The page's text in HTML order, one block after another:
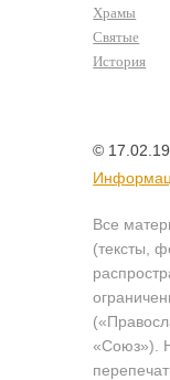
Храмы
Святые
История
©
Все
(тексты,
«Союз»).